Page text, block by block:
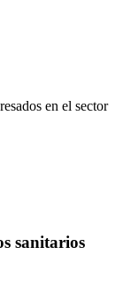
en el sector
sanitarios